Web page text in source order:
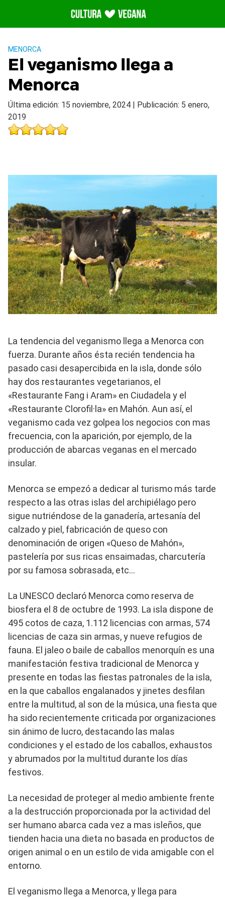
contenido
MENORCA
El veganismo llega a
Menorca
Última edición: 15 noviembre, 2024 | Publicación: 5 enero,
2019
La tendencia del veganismo llega a Menorca con
fuerza. Durante años ésta recién tendencia ha
pasado casi desapercibida en la isla, donde sólo
hay dos restaurantes vegetarianos, el
«Restaurante Fang i Aram» en Ciudadela y el
«Restaurante Clorofil·la» en Mahón. Aun así, el
veganismo cada vez golpea los negocios con mas
frecuencia, con la aparición, por ejemplo, de la
producción de abarcas veganas en el mercado
insular.
Menorca se empezó a dedicar al turismo más tarde
respecto a las otras islas del archipiélago pero
sigue nutriéndose de la ganadería, artesanía del
calzado y piel, fabricación de queso con
denominación de origen «Queso de Mahón»,
pastelería por sus ricas ensaimadas, charcutería
por su famosa sobrasada, etc…
La UNESCO declaró Menorca como reserva de
biosfera el 8 de octubre de 1993. La isla dispone de
495 cotos de caza, 1.112 licencias con armas, 574
licencias de caza sin armas, y nueve refugios de
fauna. El jaleo o baile de caballos menorquín es una
manifestación festiva tradicional de Menorca y
presente en todas las fiestas patronales de la isla,
en la que caballos engalanados y jinetes desfilan
entre la multitud, al son de la música, una fiesta que
ha sido recientemente criticada por organizaciones
sin ánimo de lucro, destacando las malas
condiciones y el estado de los caballos, exhaustos
y abrumados por la multitud durante los días
festivos.
La necesidad de proteger al medio ambiente frente
a la destrucción proporcionada por la actividad del
ser humano abarca cada vez a mas isleños, que
tienden hacia una dieta no basada en productos de
origen animal o en un estilo de vida amigable con el
entorno.
El veganismo llega a Menorca, y llega para